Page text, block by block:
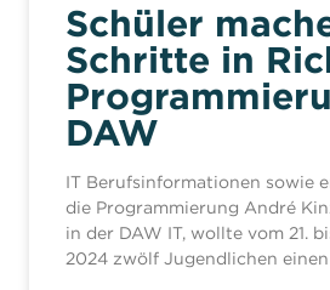
Schüler
Schritte in
DAW
IT Berufsinformationen sowie
die Programmierung André
in der DAW IT, wollte vom 21.
2024 zwölf Jugendlichen einen